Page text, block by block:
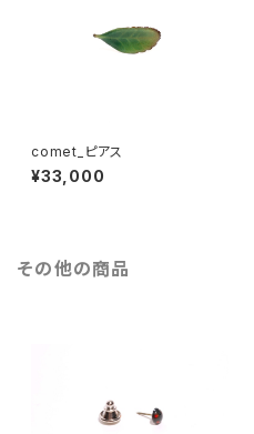
comet_ピアス
¥33,000
その他の商品